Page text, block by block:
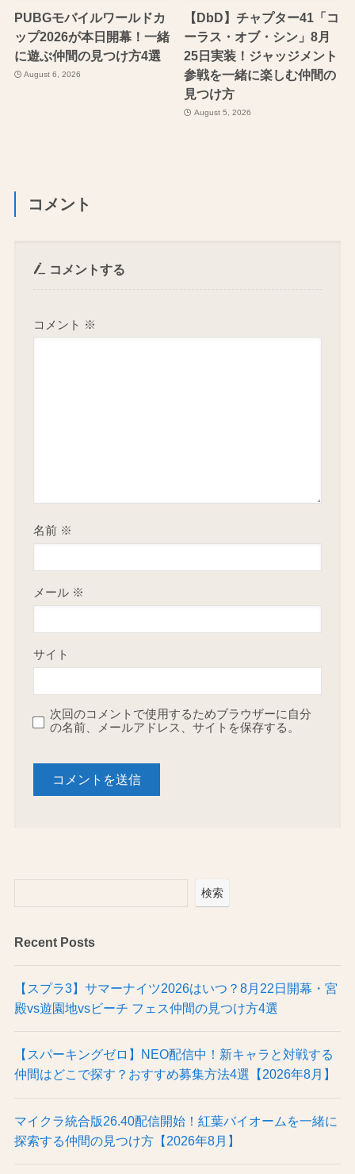
PUBGモバイルワールドカ
ップ2026が本日開幕！一緒
に遊ぶ仲間の見つけ方4選
August 6, 2026
【DbD】チャプター41「コ
ーラス・オブ・シン」8月
25日実装！ジャッジメント
参戦を一緒に楽しむ仲間の
見つけ方
August 5, 2026
コメント
コメントする
コメント ※
名前 ※
メール ※
サイト
次回のコメントで使用するためブラウザーに自分
の名前、メールアドレス、サイトを保存する。
検索
Recent Posts
【スプラ3】サマーナイツ2026はいつ？8月22日開幕・宮
殿vs遊園地vsビーチ フェス仲間の見つけ方4選
【スパーキングゼロ】NEO配信中！新キャラと対戦する
仲間はどこで探す？おすすめ募集方法4選【2026年8月】
マイクラ統合版26.40配信開始！紅葉バイオームを一緒に
探索する仲間の見つけ方【2026年8月】